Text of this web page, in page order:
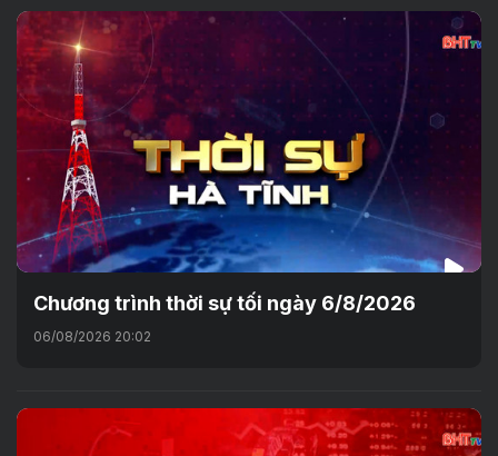
Chương trình thời sự tối ngày 6/8/2026
06/08/2026 20:02